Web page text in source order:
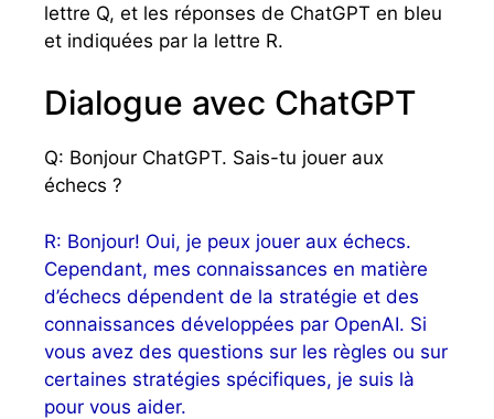
lettre Q, et les réponses de ChatGPT en bleu
et indiquées par la lettre R.
Dialogue avec ChatGPT
Q: Bonjour ChatGPT. Sais-tu jouer aux
échecs ?
R: Bonjour! Oui, je peux jouer aux échecs.
Cependant, mes connaissances en matière
d’échecs dépendent de la stratégie et des
connaissances développées par OpenAI. Si
vous avez des questions sur les règles ou sur
certaines stratégies spécifiques, je suis là
pour vous aider.